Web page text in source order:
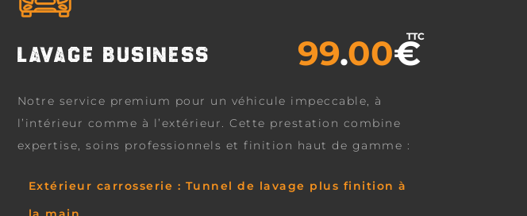
LAVAGE BUSINESS 99.00€
TTC
Notre service premium pour un véhicule impeccable, à
l’intérieur comme à l’extérieur. Cette prestation combine
expertise, soins professionnels et finition haut de gamme :
Extérieur carrosserie : Tunnel de lavage plus finition à